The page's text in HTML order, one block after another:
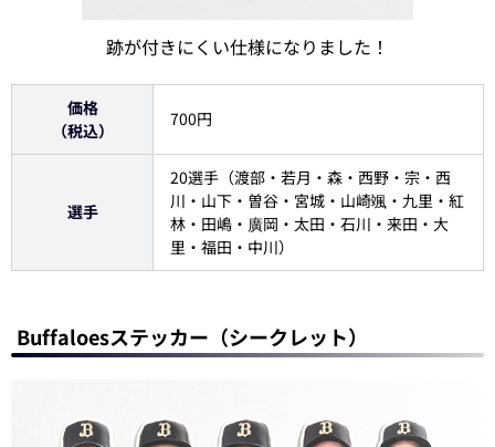
跡が付きにくい仕様になりました！
価格
（税込）
700円
選手
20選手（渡部・若月・森・西野・宗・西
川・山下・曽谷・宮城・山崎颯・九里・紅
林・田嶋・廣岡・太田・石川・来田・大
里・福田・中川）
Buffaloesステッカー（シークレット）